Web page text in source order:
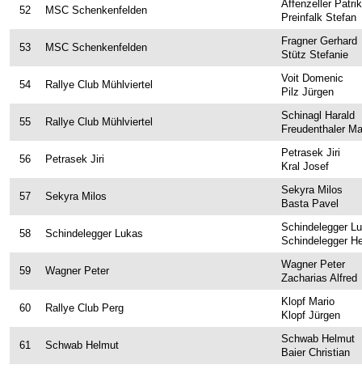
52 MSC Schenkenfelden
Affenzeller Patrik
Preinfalk Stefan
53 MSC Schenkenfelden
Fragner Gerhard
Stütz Stefanie
54 Rallye Club Mühlviertel
Voit Domenic
Pilz Jürgen
55 Rallye Club Mühlviertel
Schinagl Harald
Freudenthaler
56 Petrasek Jiri
Petrasek Jiri
Kral Josef
57 Sekyra Milos
Sekyra Milos
Basta Pavel
58 Schindelegger Lukas
Schindelegger
Schindelegger
59 Wagner Peter
Wagner Peter
Zacharias Alfred
60 Rallye Club Perg
Klopf Mario
Klopf Jürgen
61 Schwab Helmut
Schwab Helmut
Baier Christian